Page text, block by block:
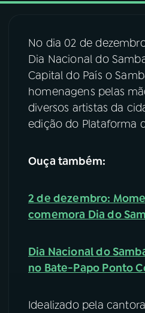
03PROGRAMAÇÃO
04PROGRAMAS
06VIDEOCASTS
07ÚLTIMAS
08FESTIVAL DE MÚSICA
YouTube
Instagram
No dia 02 de
Dia Nacional do
Capital do País o
homenagens pelas
diversos artistas da
edição do Plataforma
Ouça também:
2 de dezembro:
comemora Dia do
Dia Nacional do
no Bate-Papo Ponto
Idealizado pela